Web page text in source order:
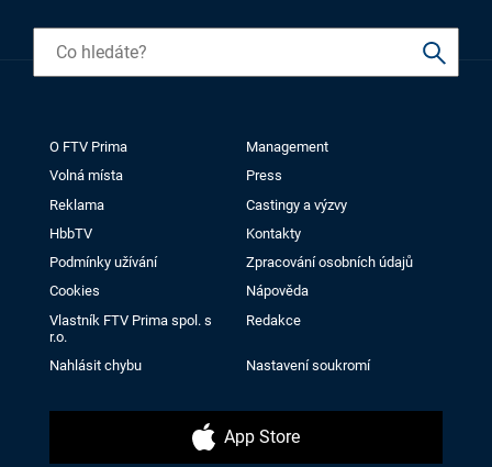
O FTV Prima
Management
Volná místa
Press
Reklama
Castingy a výzvy
HbbTV
Kontakty
Podmínky užívání
Zpracování osobních údajů
Cookies
Nápověda
Vlastník FTV Prima spol. s
r.o.
Redakce
Nahlásit chybu Nastavení soukromí
App Store